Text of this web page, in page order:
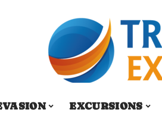
EXCURSIONS